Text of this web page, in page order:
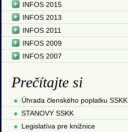
INFOS 2015
INFOS 2013
INFOS 2011
INFOS 2009
INFOS 2007
Prečítajte si
Úhrada členského poplatku SSKK
STANOVY SSKK
Legislatíva pre knižnice